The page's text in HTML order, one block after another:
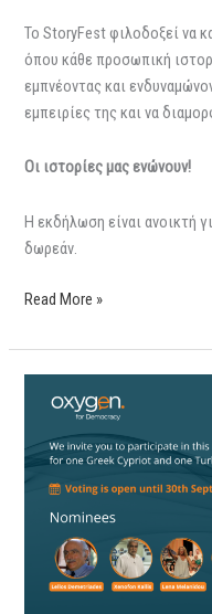
Το StoryFest φιλοδοξεί να
όπου κάθε προσωπική
εμπνέοντας και
εμπειρίες της και να
Οι ιστορίες μας ενώνουν!
Η εκδήλωση είναι ανοικτή
δωρεάν.
Read More »
Oxygen
for
Democracy
Δημοκρατία